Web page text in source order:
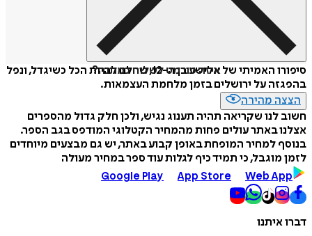
איזה פורמט לשלוח כמתנה?סיפורו האמיתי של אלישע בן ה-12, שחלם להיות הכל כשיגדל, ונפל
בהפגזה על ירושלים בזמן מלחמת העצמאות.
הצצה מהירה
חשוב לנו שקריאה תהיה תענוג נגיש, ולכן חלק גדול מהספרים
אצלנו באתר עולים פחות מהמחיר הקטלוגי המודפס בגב הספר.
בנוסף למחיר המופחת באופן קבוע באתר, יש גם מבצעים מיוחדים
לזמן מוגבל, כי תמיד כיף לגלות עוד ספר במחיר מעולה
Google Play
App Store Web App
דברו איתנו